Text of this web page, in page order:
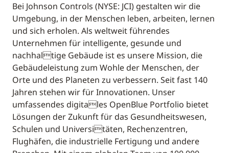
Bei Johnson Controls (NYSE: JCI) gestalten wir die
Umgebung, in der Menschen leben, arbeiten, lernen
und sich erholen. Als weltweit führendes
Unternehmen für intelligente, gesunde und
nachhaltige Gebäude ist es unsere Mission, die
Gebäudeleistung zum Wohle der Menschen, der
Orte und des Planeten zu verbessern. Seit fast 140
Jahren stehen wir für Innovationen. Unser
umfassendes digitales OpenBlue Portfolio bietet
Lösungen der Zukunft für das Gesundheitswesen,
Schulen und Universitäten, Rechenzentren,
Flughäfen, die industrielle Fertigung und andere